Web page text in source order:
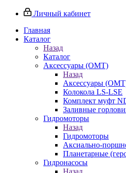
Личный кабинет
Главная
Каталог
Назад
Каталог
Аксессуары (OMT)
Назад
Аксессуары
Колокола LS-LSE
Комплект муфт
Заливные
Гидромоторы
Назад
Гидромоторы
Аксиально-
Планетарные
Гидронасосы
Назад